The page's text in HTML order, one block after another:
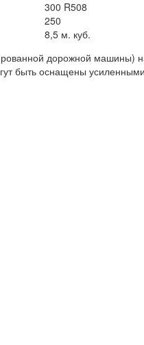
300 R508
250
8,5 м. куб.
дорожной машины)
быть оснащены